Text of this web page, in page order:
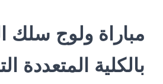
مباراة ولوج سلك
بالكلية المتعددة